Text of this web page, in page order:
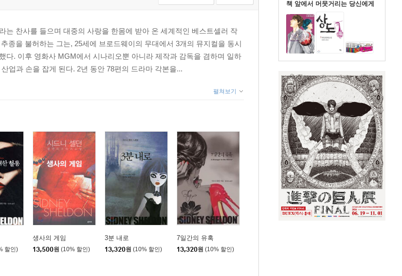
책 앞에서 머뭇거리는 당신에게
는 찬사를 들으며 대중의 사랑을 한몸에 받아 온 세계적인 베스트셀러 작
종을 불허하는 그는, 25세에 브로드웨이의 무대에서 3개의 뮤지컬을 동시
다. 이후 영화사 MGM에서 시나리오뿐 아니라 제작과 감독을 겸하며 일하
업과 손을 잡게 된다. 2년 동안 78편의 드라마 각본을...
펼쳐보기
할인)
생사의 게임
13,500원 (10% 할인)
3분 내로
13,320원 (10% 할인)
7일간의 유혹
13,320원 (10% 할인)